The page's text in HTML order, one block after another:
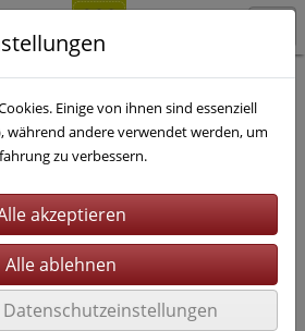
Einige von ihnen sind essenziell
während andere verwendet werden, um
zu verbessern.